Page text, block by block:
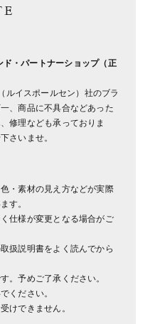
・パートナーショップ（正
イスポールセン）社のブラ
、商品に不具合などあった
修理なども承っておりま
さいませ。
・素材の見え方などが実際
す。
仕様が変更となる場合がご
扱説明書をよく読んでから
。予めご了承ください。
ください。
けできません。